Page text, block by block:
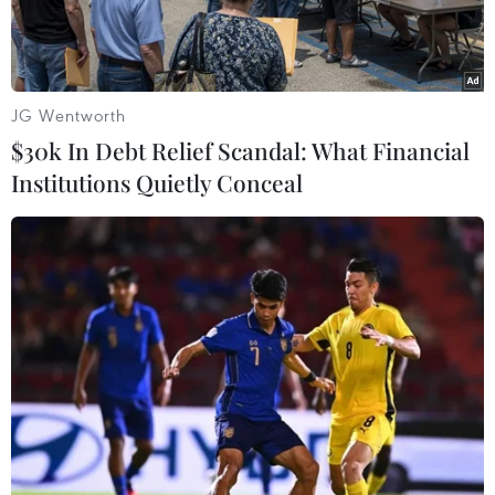
Thủ tướng Thái Lan Paetongtarn Shinawatra phát biểu trước
Quốc hội tại thủ đô Bangkok. (Ảnh: THX/TTXVN)
Sáng 26/3, với 319 phiếu tín nhiệm trên tổng số
488 nghị sỹ tham gia bỏ phiếu, Thủ tướng Thái
Lan Paetongtarn Shinawatra đã vượt qua cuộc
bỏ phiếu bất tín nhiệm tại Quốc hội nước này,
JG Wentworth
$30k In Debt Relief Scandal: What Financial
Institutions Quietly Conceal